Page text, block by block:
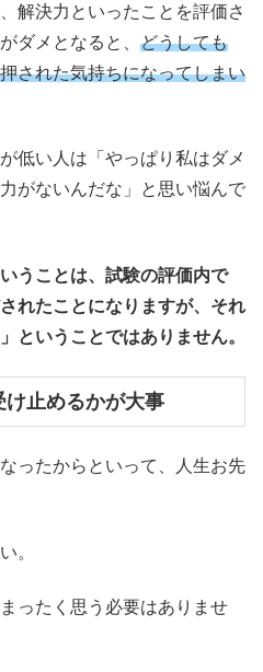
解決力といったことを評価さ
ダメとなると、 どうしても
された気持ちになってしまい
低い人は「やっぱり私はダメ
がないんだな」と思い悩んで
うことは、試験の評価内で
れたことになりますが、それ
ということではありません。
止めるかが大事
ったからといって、人生お先
。
ったく思う必要はありませ